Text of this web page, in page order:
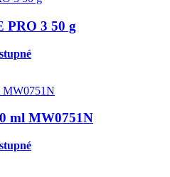
3 50 g
ml MW0751N